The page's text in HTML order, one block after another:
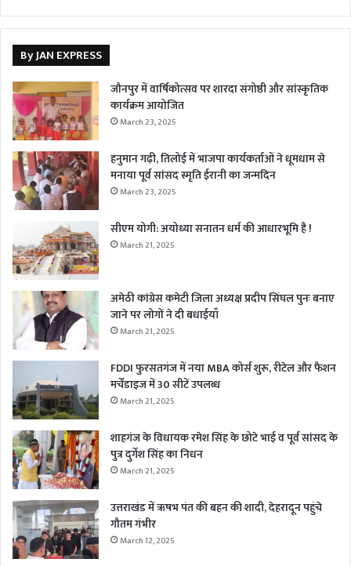
By JAN EXPRESS
जौनपुर में वार्षिकोत्सव पर शारदा संगोष्ठी और सांस्कृतिक
कार्यक्रम आयोजित
March 23, 2025
हनुमान गढ़ी, तिलोई में भाजपा कार्यकर्ताओं ने धूमधाम से
मनाया पूर्व सांसद स्मृति ईरानी का जन्मदिन
March 23, 2025
सीएम योगी: अयोध्या सनातन धर्म की आधारभूमि है !
March 21, 2025
अमेठी कांग्रेस कमेटी जिला अध्यक्ष प्रदीप सिंघल पुनः बनाए
जाने पर लोगों ने दी बधाईयाँ
March 21, 2025
FDDI फुरसतगंज में नया MBA कोर्स शुरू, रीटेल और फैशन
मर्चेंडाइज में 30 सीटें उपलब्ध
March 21, 2025
शाहगंज के विधायक रमेश सिंह के छोटे भाई व पूर्व सांसद के
पुत्र दुर्गेश सिंह का निधन
March 21, 2025
उत्तराखंड में ऋषभ पंत की बहन की शादी, देहरादून पहुंचे
गौतम गंभीर
March 12, 2025